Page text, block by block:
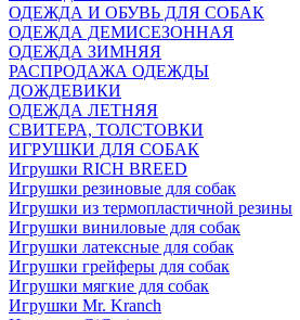
ОДЕЖДА И ОБУВЬ ДЛЯ СОБАК
ОДЕЖДА ДЕМИСЕЗОННАЯ
ОДЕЖДА ЗИМНЯЯ
РАСПРОДАЖА ОДЕЖДЫ
ДОЖДЕВИКИ
ОДЕЖДА ЛЕТНЯЯ
СВИТЕРА, ТОЛСТОВКИ
ИГРУШКИ ДЛЯ СОБАК
Игрушки RICH BREED
Игрушки резиновые для собак
Игрушки из термопластичной резины
Игрушки виниловые для собак
Игрушки латексные для собак
Игрушки грейферы для собак
Игрушки мягкие для собак
Игрушки Mr. Kranch